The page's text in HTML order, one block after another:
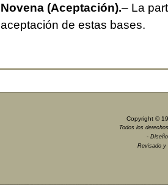
Novena (Aceptación).– La
aceptación de estas bases.
Copyright ©
Todos los
-
Revisado y